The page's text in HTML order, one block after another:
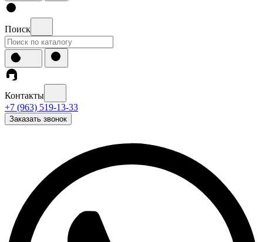
Поиск
Контакты
+7 (963) 519-13-33
Заказать звонок